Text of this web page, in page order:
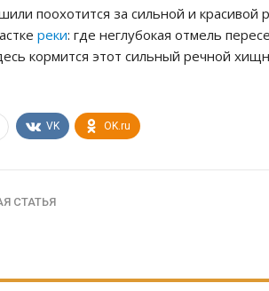
поохотится за сильной и
реки: где неглубокая отмель
кормится этот сильный речной
VK OK.ru
СТАТЬЯ